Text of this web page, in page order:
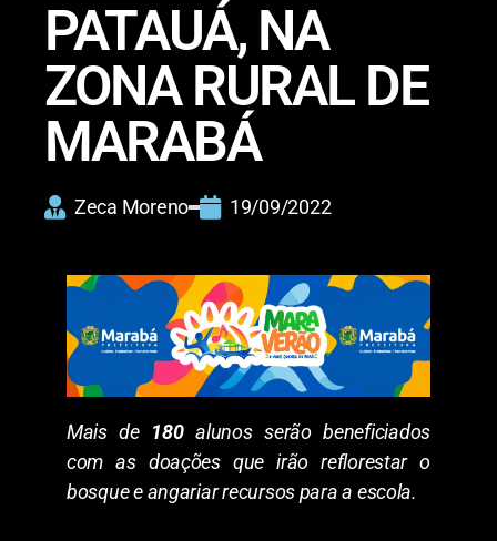
PATAUÁ, NA
ZONA RURAL DE
MARABÁ
Zeca Moreno 19/09/2022
Mais de 180alunos serão beneficiados
com as doações que irão reflorestar o
bosque e angariar recursos para a escola.